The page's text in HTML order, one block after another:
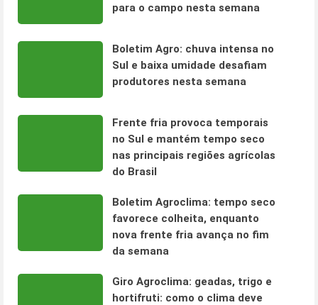
para o campo nesta semana
Boletim Agro: chuva intensa no
Sul e baixa umidade desafiam
produtores nesta semana
Frente fria provoca temporais
no Sul e mantém tempo seco
nas principais regiões agrícolas
do Brasil
Boletim Agroclima: tempo seco
favorece colheita, enquanto
nova frente fria avança no fim
da semana
Giro Agroclima: geadas, trigo e
hortifruti: como o clima deve